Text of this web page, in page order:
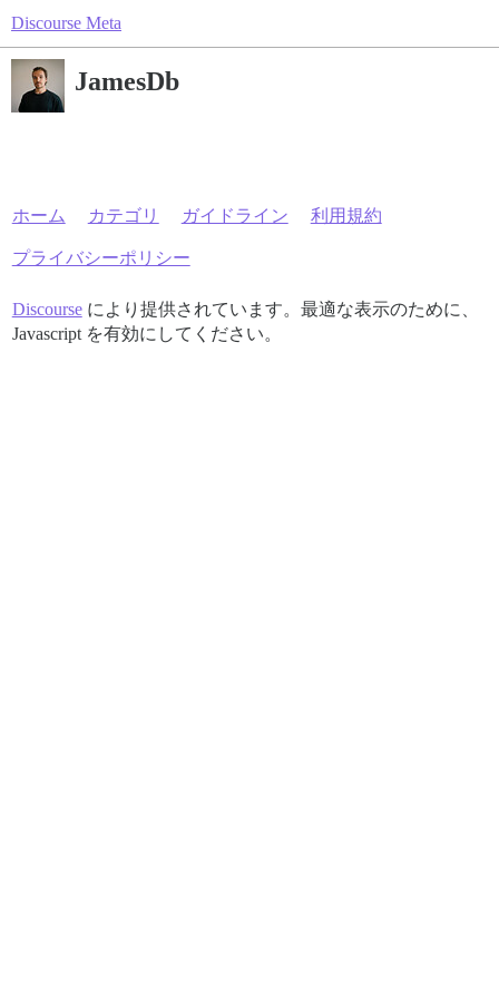
Discourse Meta
JamesDb
ホーム カテゴリ ガイドライン 利用規約
プライバシーポリシー
Discourseにより提供されています。最適な表示のために、
Javascript を有効にしてください。